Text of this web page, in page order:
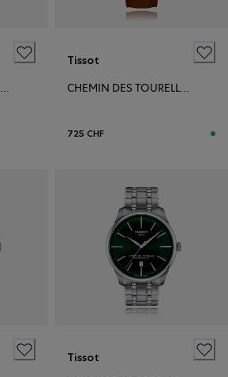
CHEMIN DES TOURELLES POWERMATIC 80 39MM
Tissot
CHEMIN DES TOURELLES POWERMATIC 80 39MM
725 CHF
Tissot